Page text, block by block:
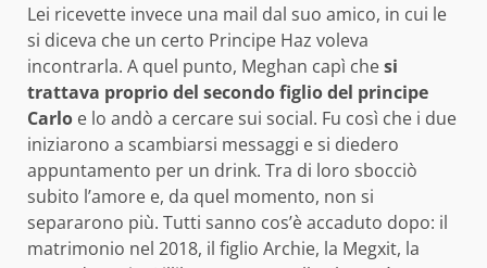
Lei ricevette invece una mail dal suo amico, in cui le
si diceva che un certo Principe Haz voleva
incontrarla. A quel punto, Meghan capì chesi
trattava proprio del secondo figlio del principe
Carlo e lo andò a cercare sui social. Fu così che i due
iniziarono a scambiarsi messaggi e si diedero
appuntamento per un drink. Tra di loro sbocciò
subito l’amore e, da quel momento, non si
separarono più. Tutti sanno cos’è accaduto dopo: il
matrimonio nel 2018, il figlio Archie, la Megxit, la